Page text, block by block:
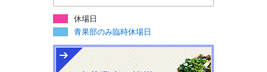
休場日
青果部のみ臨時休場日